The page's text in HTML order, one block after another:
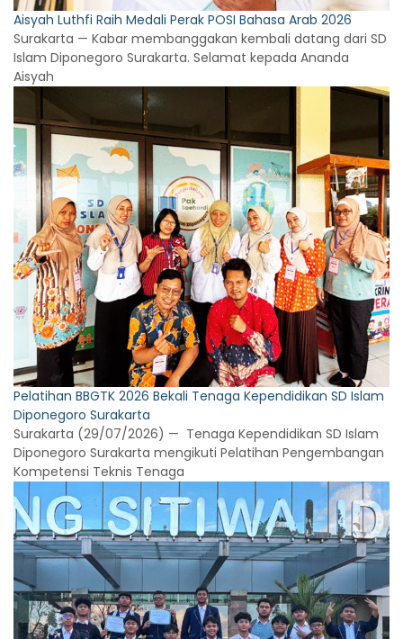
Aisyah Luthfi Raih Medali Perak POSI Bahasa Arab 2026
Surakarta — Kabar membanggakan kembali datang dari SD
Islam Diponegoro Surakarta. Selamat kepada Ananda
Aisyah
Pelatihan BBGTK 2026 Bekali Tenaga Kependidikan SD Islam
Diponegoro Surakarta
Surakarta (29/07/2026) — Tenaga Kependidikan SD Islam
Diponegoro Surakarta mengikuti Pelatihan Pengembangan
Kompetensi Teknis Tenaga